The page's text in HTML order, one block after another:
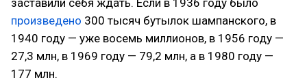
заставили себя ждать. Если в 1936 году было
произведено 300 тысяч бутылок шампанского, в
1940 году — уже восемь миллионов, в 1956 году —
27,3 млн, в 1969 году — 79,2 млн, а в 1980 году —
177 млн.